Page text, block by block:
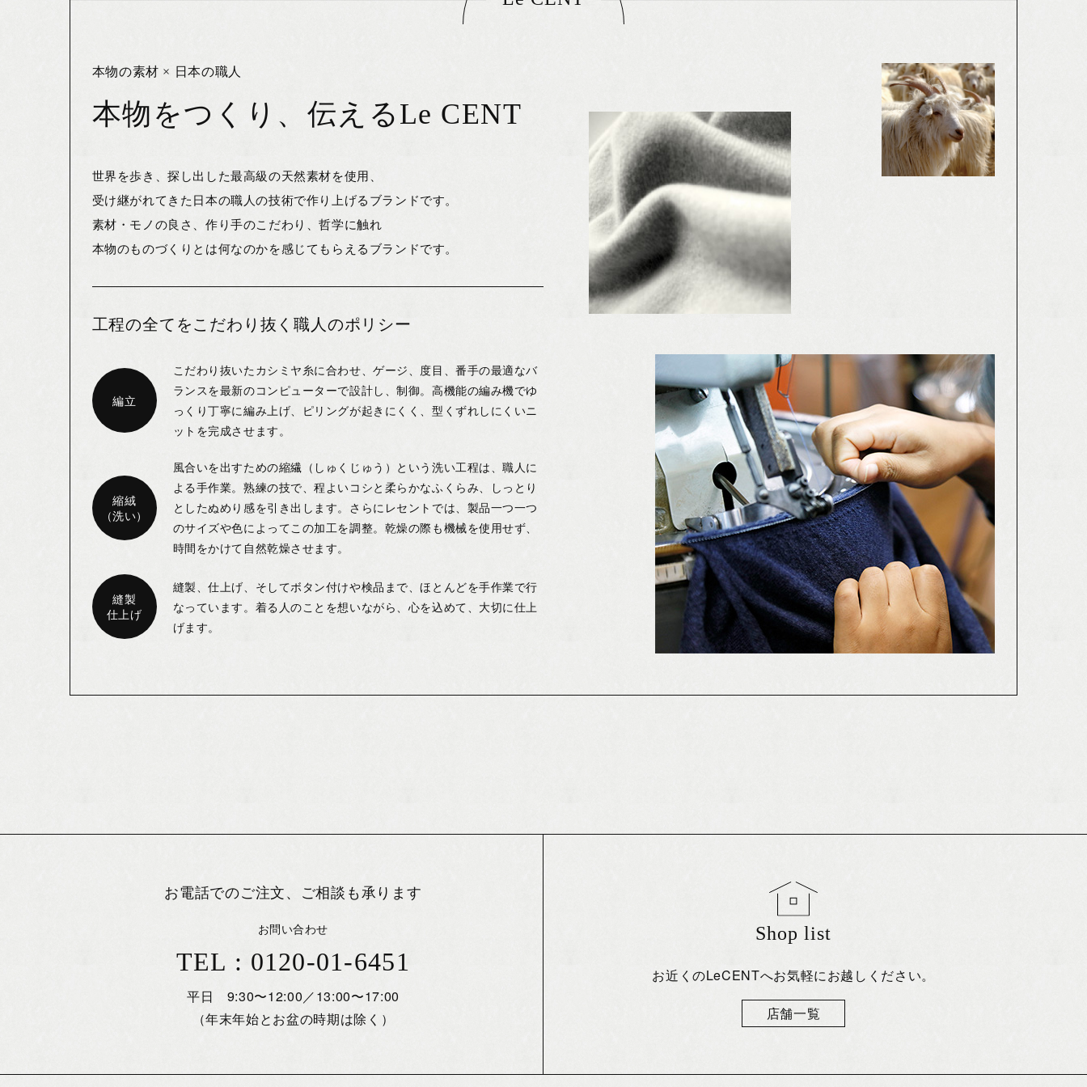
本物の素材 × 日本の職人
本物をつくり、伝えるLe CENT
世界を歩き、探し出した最高級の天然素材を使用、
受け継がれてきた日本の職人の技術で作り上げるブランドです。
素材・モノの良さ、作り手のこだわり、哲学に触れ
本物のものづくりとは何なのかを感じてもらえるブランドです。
工程の全てをこだわり抜く職人のポリシー
編立
こだわり抜いたカシミヤ糸に合わせ、ゲージ、度目、番手の最適なバ
ランスを最新のコンピューターで設計し、制御。高機能の編み機でゆ
っくり丁寧に編み上げ、ピリングが起きにくく、型くずれしにくいニ
ットを完成させます。
縮絨
（洗い）
風合いを出すための縮繊（しゅくじゅう）という洗い工程は、職人に
よる手作業。熟練の技で、程よいコシと柔らかなふくらみ、しっとり
としたぬめり感を引き出します。さらにレセントでは、製品一つ一つ
のサイズや色によってこの加工を調整。乾燥の際も機械を使用せず、
時間をかけて自然乾燥させます。
縫製
仕上げ
縫製、仕上げ、そしてボタン付けや検品まで、ほとんどを手作業で行
なっています。着る人のことを想いながら、心を込めて、大切に仕上
げます。
お電話でのご注文、ご相談も承ります
お問い合わせ
TEL : 0120-01-6451
平日 9:30〜12:00／13:00〜17:00
（年末年始とお盆の時期は除く）
Shop list
お近くのLeCENTへお気軽にお越しください。
店舗一覧